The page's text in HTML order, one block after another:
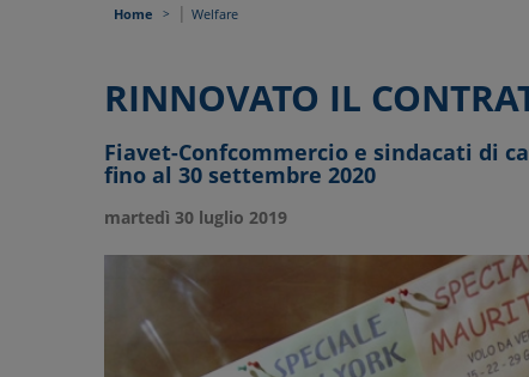
Home | Welfare
RINNOVATO IL
Fiavet-Confcommercio e sindacati di
fino al 30 settembre 2020
martedì 30 luglio 2019